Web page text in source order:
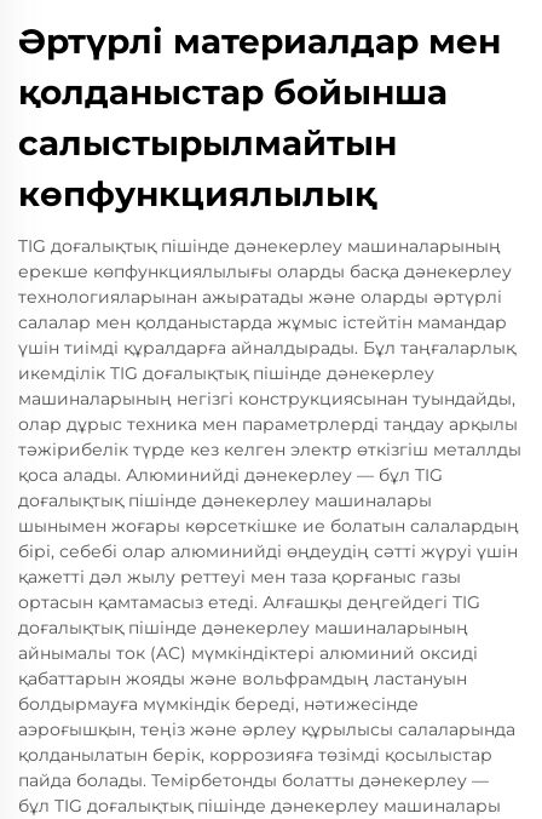
Әртүрлі материалдар мен
қолданыстар бойынша
салыстырылмайтын
көпфункциялылық
TIG доғалықтық пішінде дәнекерлеу машиналарының
ерекше көпфункциялылығы оларды басқа дәнекерлеу
технологияларынан ажыратады және оларды әртүрлі
салалар мен қолданыстарда жұмыс істейтін мамандар
үшін тиімді құралдарға айналдырады. Бұл таңғаларлық
икемділік TIG доғалықтық пішінде дәнекерлеу
машиналарының негізгі конструкциясынан туындайды,
олар дұрыс техника мен параметрлерді таңдау арқылы
тәжірибелік түрде кез келген электр өткізгіш металлды
қоса алады. Алюминийді дәнекерлеу — бұл TIG
доғалықтық пішінде дәнекерлеу машиналары
шынымен жоғары көрсеткішке ие болатын салалардың
бірі, себебі олар алюминийді өңдеудің сәтті жүруі үшін
қажетті дәл жылу реттеуі мен таза қорғаныс газы
ортасын қамтамасыз етеді. Алғашқы деңгейдегі TIG
доғалықтық пішінде дәнекерлеу машиналарының
айнымалы ток (AC) мүмкіндіктері алюминий оксиді
қабаттарын жояды және вольфрамдың ластануын
болдырмауға мүмкіндік береді, нәтижесінде
аэроғышқын, теңіз және әрлеу құрылысы салаларында
қолданылатын берік, коррозияға төзімді қосылыстар
пайда болады. Темірбетонды болатты дәнекерлеу —
бұл TIG доғалықтық пішінде дәнекерлеу машиналары